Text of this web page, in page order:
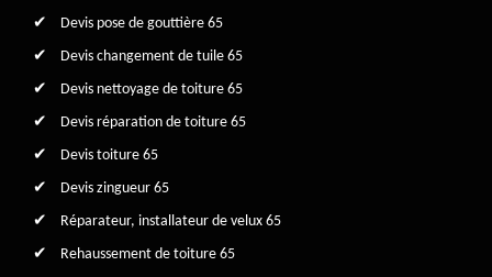
Devis pose de gouttière 65
Devis changement de tuile 65
Devis nettoyage de toiture 65
Devis réparation de toiture 65
Devis toiture 65
Devis zingueur 65
Réparateur, installateur de velux 65
Rehaussement de toiture 65